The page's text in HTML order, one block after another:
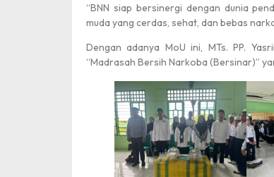
“BNN siap bersinergi dengan dunia
muda yang cerdas, sehat, dan bebas
Dengan adanya MoU ini, MTs. PP.
“Madrasah Bersih Narkoba (Bersinar)”